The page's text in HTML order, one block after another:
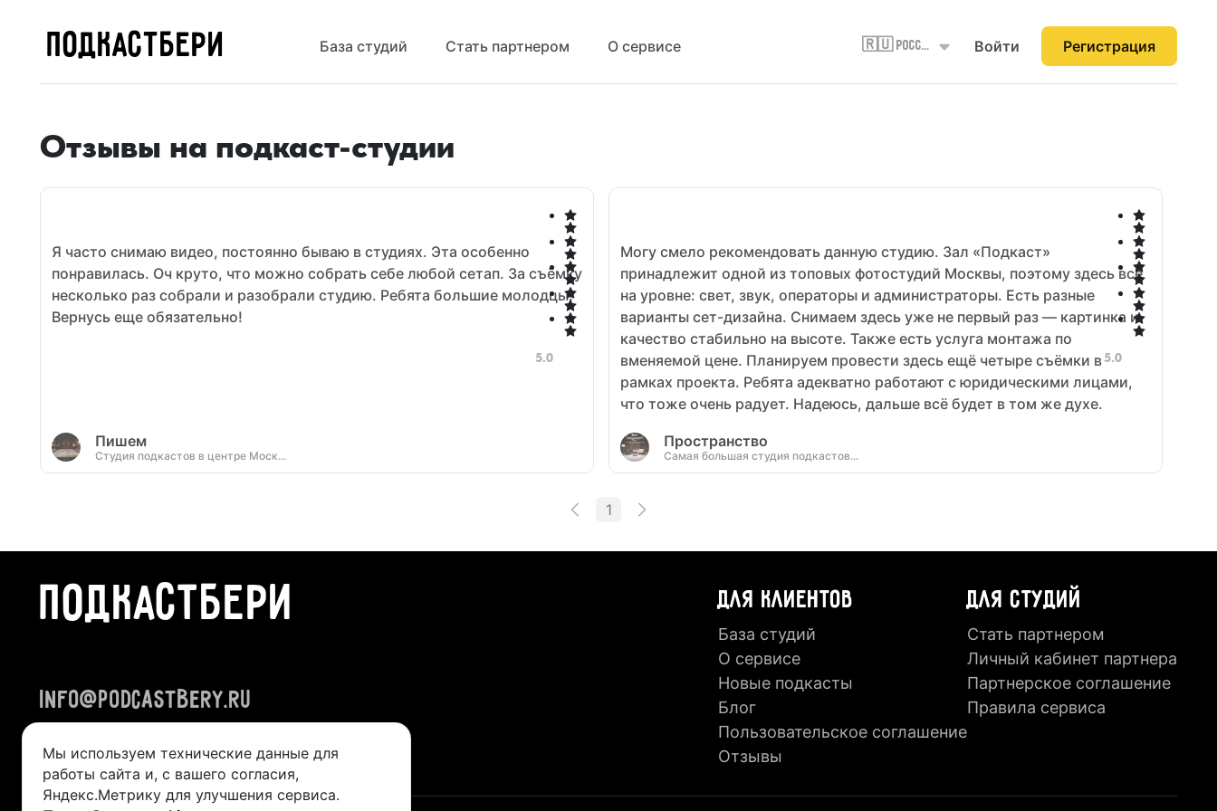
ПОДКАСТБЕРИ База студий Стать партнером О сервисе 🇷🇺 Россия Войти Регистрация
Отзывы на подкаст-студии
5.0
Я часто снимаю видео, постоянно бываю в студиях. Эта особенно
понравилась. Оч круто, что можно собрать себе любой сетап. За съёмку
несколько раз собрали и разобрали студию. Ребята большие молодцы!
Вернусь еще обязательно!
Пишем
Студия подкастов в центре Моск...
5.0
Могу смело рекомендовать данную студию. Зал «Подкаст»
принадлежит одной из топовых фотостудий Москвы, поэтому здесь всё
на уровне: свет, звук, операторы и администраторы. Есть разные
варианты сет-дизайна. Снимаем здесь уже не первый раз — картинка и
качество стабильно на высоте. Также есть услуга монтажа по
вменяемой цене. Планируем провести здесь ещё четыре съёмки в
рамках проекта. Ребята адекватно работают с юридическими лицами,
что тоже очень радует. Надеюсь, дальше всё будет в том же духе.
Пространство
Самая большая студия подкастов...
1
ПОДКАСТБЕРИ
info@podcastbery.ru
ДЛЯ КЛИЕНТОВ
База студий
О сервисе
Новые подкасты
Блог
Пользовательское соглашение
Отзывы
ДЛЯ СТУДИЙ
Стать партнером
Личный кабинет партнера
Партнерское соглашение
Правила сервиса
Мы используем технические данные для
работы сайта и, с вашего согласия,
Яндекс.Метрику для улучшения сервиса.